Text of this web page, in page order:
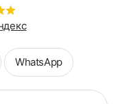
WhatsApp